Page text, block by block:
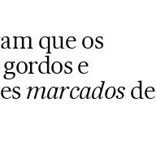
que os
e
marcadosde